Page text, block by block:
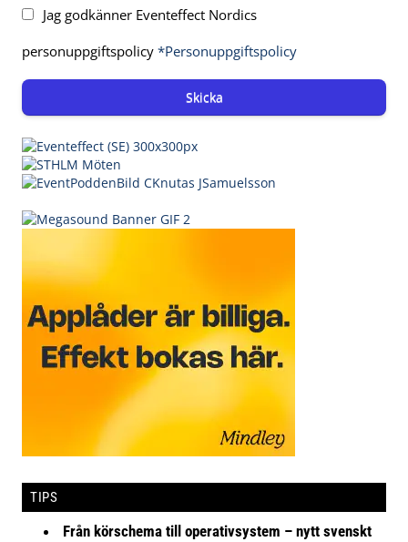
Jag godkänner Eventeffect Nordics
personuppgiftspolicy *Personuppgiftspolicy
Skicka
TIPS
Från körschema till operativsystem – nytt svenskt